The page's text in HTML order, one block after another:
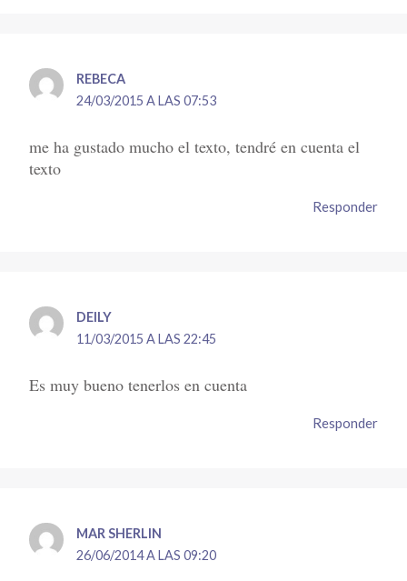
REBECA
24/03/2015 A LAS 07:53
me ha gustado mucho el texto, tendré en cuenta el
texto
Responder
DEILY
11/03/2015 A LAS 22:45
Es muy bueno tenerlos en cuenta
Responder
MAR SHERLIN
26/06/2014 A LAS 09:20